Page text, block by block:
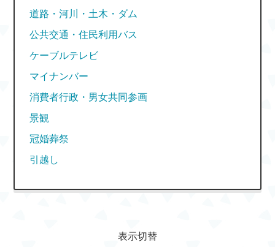
道路・河川・土木・ダム
公共交通・住民利用バス
ケーブルテレビ
マイナンバー
消費者行政・男女共同参画
景観
冠婚葬祭
引越し
表示切替